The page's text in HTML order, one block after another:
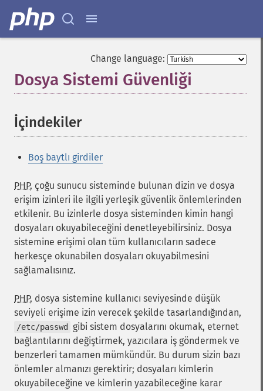
Change language:
Dosya Sistemi Güvenliği
İçindekiler¶
Boş baytlı girdiler
PHP, çoğu sunucu sisteminde bulunan dizin ve dosya
erişim izinleri ile ilgili yerleşik güvenlik önlemlerinden
etkilenir. Bu izinlerle dosya sisteminden kimin hangi
dosyaları okuyabileceğini denetleyebilirsiniz. Dosya
sistemine erişimi olan tüm kullanıcıların sadece
herkesçe okunabilen dosyaları okuyabilmesini
sağlamalısınız.
PHP, dosya sistemine kullanıcı seviyesinde düşük
seviyeli erişime izin verecek şekilde tasarlandığından,
/etc/passwd
gibi sistem dosyalarını okumak, eternet
bağlantılarını değiştirmek, yazıcılara iş göndermek ve
benzerleri tamamen mümkündür. Bu durum sizin bazı
önlemler almanızı gerektirir; dosyaları kimlerin
okuyabileceğine ve kimlerin yazabileceğine karar